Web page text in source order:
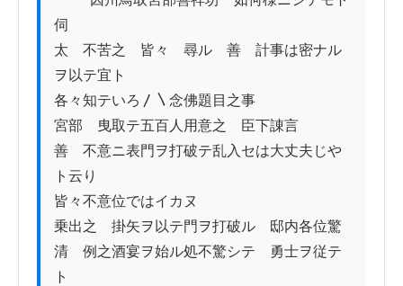
伺
太　不苦之　皆々　尋ル　善　計事は密ナル
ヲ以テ宜ト
各々知テいろ〳〵念佛題目之事
宮部　曳取テ五百人用意之　臣下諌言
善　不意ニ表門ヲ打破テ乱入セは大丈夫じや
ト云り
皆々不意位ではイカヌ
乗出之　掛矢ヲ以テ門ヲ打破ル　邸内各位驚
清　例之酒宴ヲ始ル処不驚シテ　勇士ヲ従テ
ト